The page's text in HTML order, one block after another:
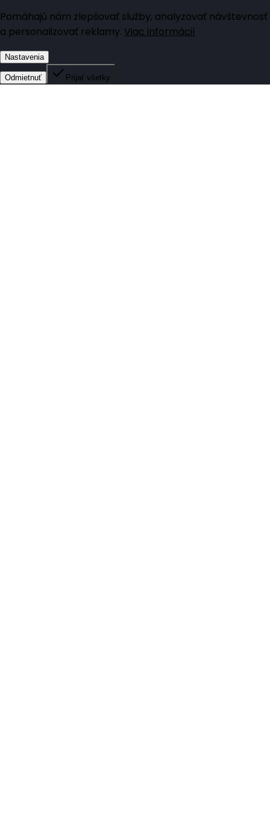
Pomáhajú nám zlepšovať služby, analyzovať návštevnosť
a personalizovať reklamy. Viac informácií
Nastavenia
Odmietnuť Prijať všetky